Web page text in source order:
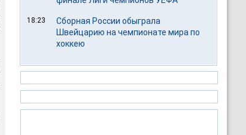
18:23
Сборная России обыграла
Швейцарию на чемпионате мира по
хоккею